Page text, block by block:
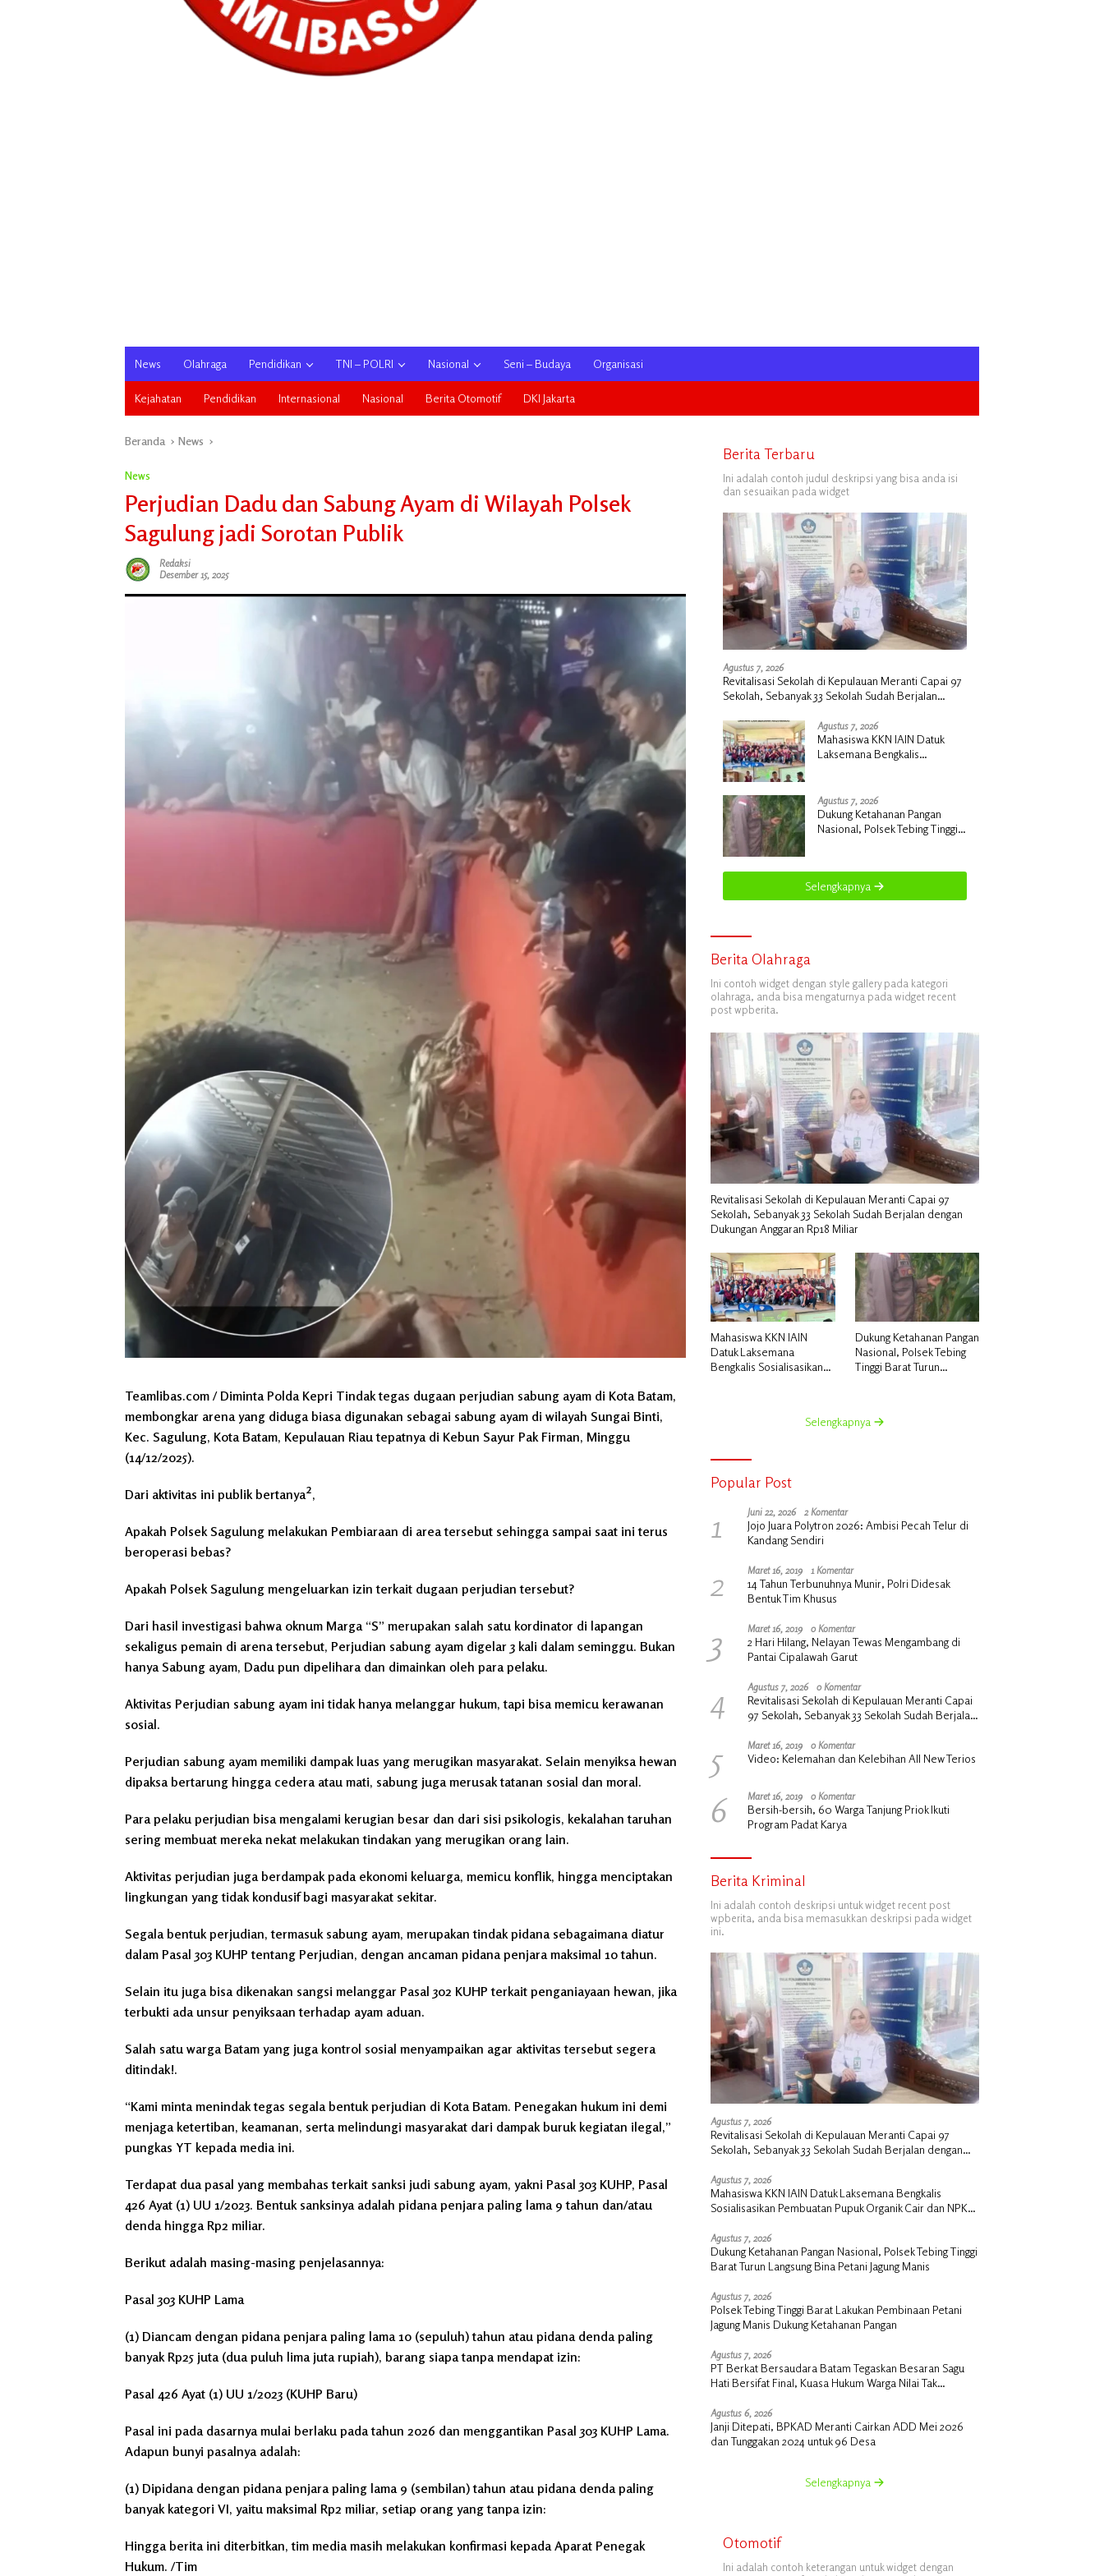
News Olahraga Pendidikan TNI – POLRI Nasional Seni – Budaya Organisasi
Kejahatan Pendidikan Internasional Nasional Berita Otomotif DKI Jakarta
Beranda News
News
Perjudian Dadu dan Sabung Ayam di Wilayah Polsek
Sagulung jadi Sorotan Publik
Redaksi
Desember 15, 2025
Teamlibas.com / Diminta Polda Kepri Tindak tegas dugaan perjudian sabung ayam di Kota Batam,
membongkar arena yang diduga biasa digunakan sebagai sabung ayam di wilayah Sungai Binti,
Kec. Sagulung, Kota Batam, Kepulauan Riau tepatnya di Kebun Sayur Pak Firman, Minggu
(14/12/2025).
Dari aktivitas ini publik bertanya²,
Apakah Polsek Sagulung melakukan Pembiaraan di area tersebut sehingga sampai saat ini terus
beroperasi bebas?
Apakah Polsek Sagulung mengeluarkan izin terkait dugaan perjudian tersebut?
Dari hasil investigasi bahwa oknum Marga “S” merupakan salah satu kordinator di lapangan
sekaligus pemain di arena tersebut, Perjudian sabung ayam digelar 3 kali dalam seminggu. Bukan
hanya Sabung ayam, Dadu pun dipelihara dan dimainkan oleh para pelaku.
Aktivitas Perjudian sabung ayam ini tidak hanya melanggar hukum, tapi bisa memicu kerawanan
sosial.
Perjudian sabung ayam memiliki dampak luas yang merugikan masyarakat. Selain menyiksa hewan
dipaksa bertarung hingga cedera atau mati, sabung juga merusak tatanan sosial dan moral.
Para pelaku perjudian bisa mengalami kerugian besar dan dari sisi psikologis, kekalahan taruhan
sering membuat mereka nekat melakukan tindakan yang merugikan orang lain.
Aktivitas perjudian juga berdampak pada ekonomi keluarga, memicu konflik, hingga menciptakan
lingkungan yang tidak kondusif bagi masyarakat sekitar.
Segala bentuk perjudian, termasuk sabung ayam, merupakan tindak pidana sebagaimana diatur
dalam Pasal 303 KUHP tentang Perjudian, dengan ancaman pidana penjara maksimal 10 tahun.
Selain itu juga bisa dikenakan sangsi melanggar Pasal 302 KUHP terkait penganiayaan hewan, jika
terbukti ada unsur penyiksaan terhadap ayam aduan.
Salah satu warga Batam yang juga kontrol sosial menyampaikan agar aktivitas tersebut segera
ditindak!.
“Kami minta menindak tegas segala bentuk perjudian di Kota Batam. Penegakan hukum ini demi
menjaga ketertiban, keamanan, serta melindungi masyarakat dari dampak buruk kegiatan ilegal,”
pungkas YT kepada media ini.
Terdapat dua pasal yang membahas terkait sanksi judi sabung ayam, yakni Pasal 303 KUHP, Pasal
426 Ayat (1) UU 1/2023. Bentuk sanksinya adalah pidana penjara paling lama 9 tahun dan/atau
denda hingga Rp2 miliar.
Berikut adalah masing-masing penjelasannya:
Pasal 303 KUHP Lama
(1) Diancam dengan pidana penjara paling lama 10 (sepuluh) tahun atau pidana denda paling
banyak Rp25 juta (dua puluh lima juta rupiah), barang siapa tanpa mendapat izin:
Pasal 426 Ayat (1) UU 1/2023 (KUHP Baru)
Pasal ini pada dasarnya mulai berlaku pada tahun 2026 dan menggantikan Pasal 303 KUHP Lama.
Adapun bunyi pasalnya adalah:
(1) Dipidana dengan pidana penjara paling lama 9 (sembilan) tahun atau pidana denda paling
banyak kategori VI, yaitu maksimal Rp2 miliar, setiap orang yang tanpa izin:
Hingga berita ini diterbitkan, tim media masih melakukan konfirmasi kepada Aparat Penegak
Hukum. /Tim
Berita Terbaru
Ini adalah contoh judul deskripsi yang bisa anda isi
dan sesuaikan pada widget
Agustus 7, 2026
Revitalisasi Sekolah di Kepulauan Meranti Capai 97
Sekolah, Sebanyak 33 Sekolah Sudah Berjalan
Agustus 7, 2026
Mahasiswa KKN IAIN Datuk
Laksemana Bengkalis
Cair di Desa Kedabu Rapat
Agustus 7, 2026
Dukung Ketahanan Pangan
Nasional, Polsek Tebing Tinggi
Selengkapnya
Berita Olahraga
Ini contoh widget dengan style gallery pada kategori
olahraga, anda bisa mengaturnya pada widget recent
post wpberita.
Revitalisasi Sekolah di Kepulauan Meranti Capai 97
Sekolah, Sebanyak 33 Sekolah Sudah Berjalan dengan
Dukungan Anggaran Rp18 Miliar
Mahasiswa KKN IAIN
Datuk Laksemana
Bengkalis Sosialisasikan
Dukung Ketahanan Pangan
Nasional, Polsek Tebing
Tinggi Barat Turun
Selengkapnya
Popular Post
1 Juni 22, 2026 2 Komentar
Jojo Juara Polytron 2026: Ambisi Pecah Telur di
Kandang Sendiri
2 Maret 16, 2019 1 Komentar
14 Tahun Terbunuhnya Munir, Polri Didesak
Bentuk Tim Khusus
3 Maret 16, 2019 0 Komentar
2 Hari Hilang, Nelayan Tewas Mengambang di
Pantai Cipalawah Garut
4 Agustus 7, 2026 0 Komentar
Revitalisasi Sekolah di Kepulauan Meranti Capai
97 Sekolah, Sebanyak 33 Sekolah Sudah Berjalan
5 Maret 16, 2019 0 Komentar
Video: Kelemahan dan Kelebihan All New Terios
6 Maret 16, 2019 0 Komentar
Bersih-bersih, 60 Warga Tanjung Priok Ikuti
Program Padat Karya
Berita Kriminal
Ini adalah contoh deskripsi untuk widget recent post
wpberita, anda bisa memasukkan deskripsi pada widget
ini.
Agustus 7, 2026
Revitalisasi Sekolah di Kepulauan Meranti Capai 97
Sekolah, Sebanyak 33 Sekolah Sudah Berjalan dengan
Agustus 7, 2026
Mahasiswa KKN IAIN Datuk Laksemana Bengkalis
Sosialisasikan Pembuatan Pupuk Organik Cair dan NPK
Agustus 7, 2026
Dukung Ketahanan Pangan Nasional, Polsek Tebing Tinggi
Barat Turun Langsung Bina Petani Jagung Manis
Agustus 7, 2026
Polsek Tebing Tinggi Barat Lakukan Pembinaan Petani
Jagung Manis Dukung Ketahanan Pangan
Agustus 7, 2026
PT Berkat Bersaudara Batam Tegaskan Besaran Sagu
Hati Bersifat Final, Kuasa Hukum Warga Nilai Tak
Agustus 6, 2026
Janji Ditepati, BPKAD Meranti Cairkan ADD Mei 2026
dan Tunggakan 2024 untuk 96 Desa
Selengkapnya
Otomotif
Ini adalah contoh keterangan untuk widget dengan